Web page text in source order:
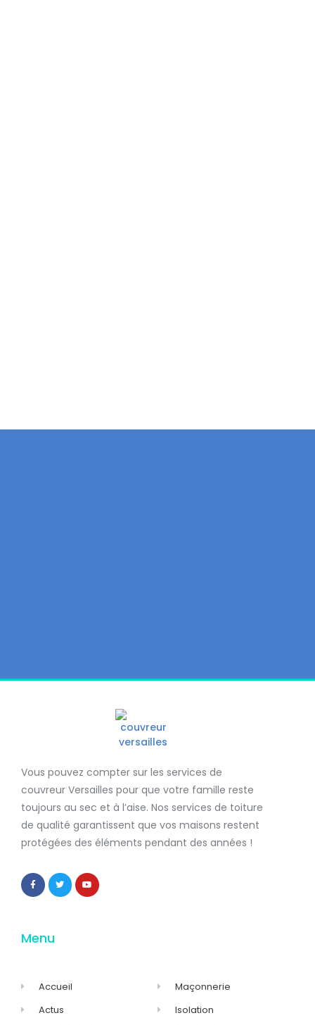
Vous pouvez compter sur les services de
couvreur Versailles pour que votre famille reste
toujours au sec et à l’aise. Nos services de toiture
de qualité garantissent que vos maisons restent
protégées des éléments pendant des années !
Menu
Accueil
Actus
Maçonnerie
Isolation